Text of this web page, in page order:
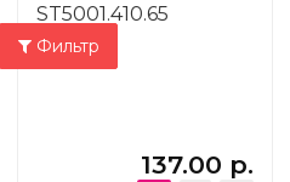
ST5001.410.65
137.00 р.
Фильтр